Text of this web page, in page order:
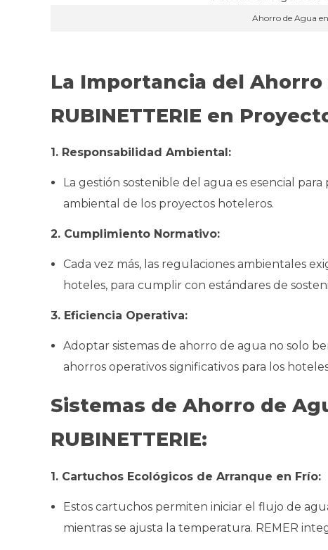
Ahorro de Agua
La Importancia del Ahorro
RUBINETTERIE en
1. Responsabilidad Ambiental:
La gestión sostenible del agua es esencial
ambiental de los proyectos hoteleros.
2. Cumplimiento Normativo:
Cada vez más, las regulaciones ambientales
hoteles, para cumplir con estándares de
3. Eficiencia Operativa:
Adoptar sistemas de ahorro de agua no solo
ahorros operativos significativos para los
Sistemas de Ahorro de
RUBINETTERIE:
1. Cartuchos Ecológicos de Arranque en Frío:
Estos cartuchos permiten iniciar el flujo de
mientras se ajusta la temperatura. REMER